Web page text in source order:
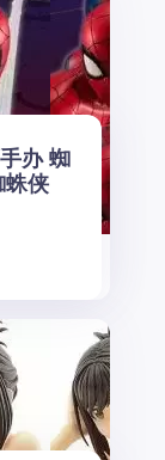
办 蜘
蛛侠